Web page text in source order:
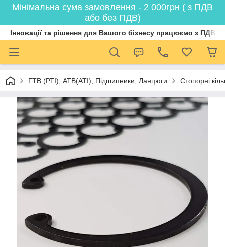
Мінімальна сума замовлення - 2 000грн ( з ПДВ
або без ПДВ)
Інновації та рішення для Вашого бізнесу працюємо з ПДВ
ГТВ (РТI), АТВ(АТI), Пiдшипники, Ланцюги Стопорні